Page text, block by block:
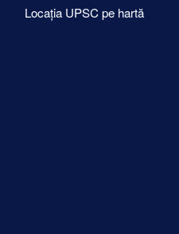
Locația UPSC pe hartă